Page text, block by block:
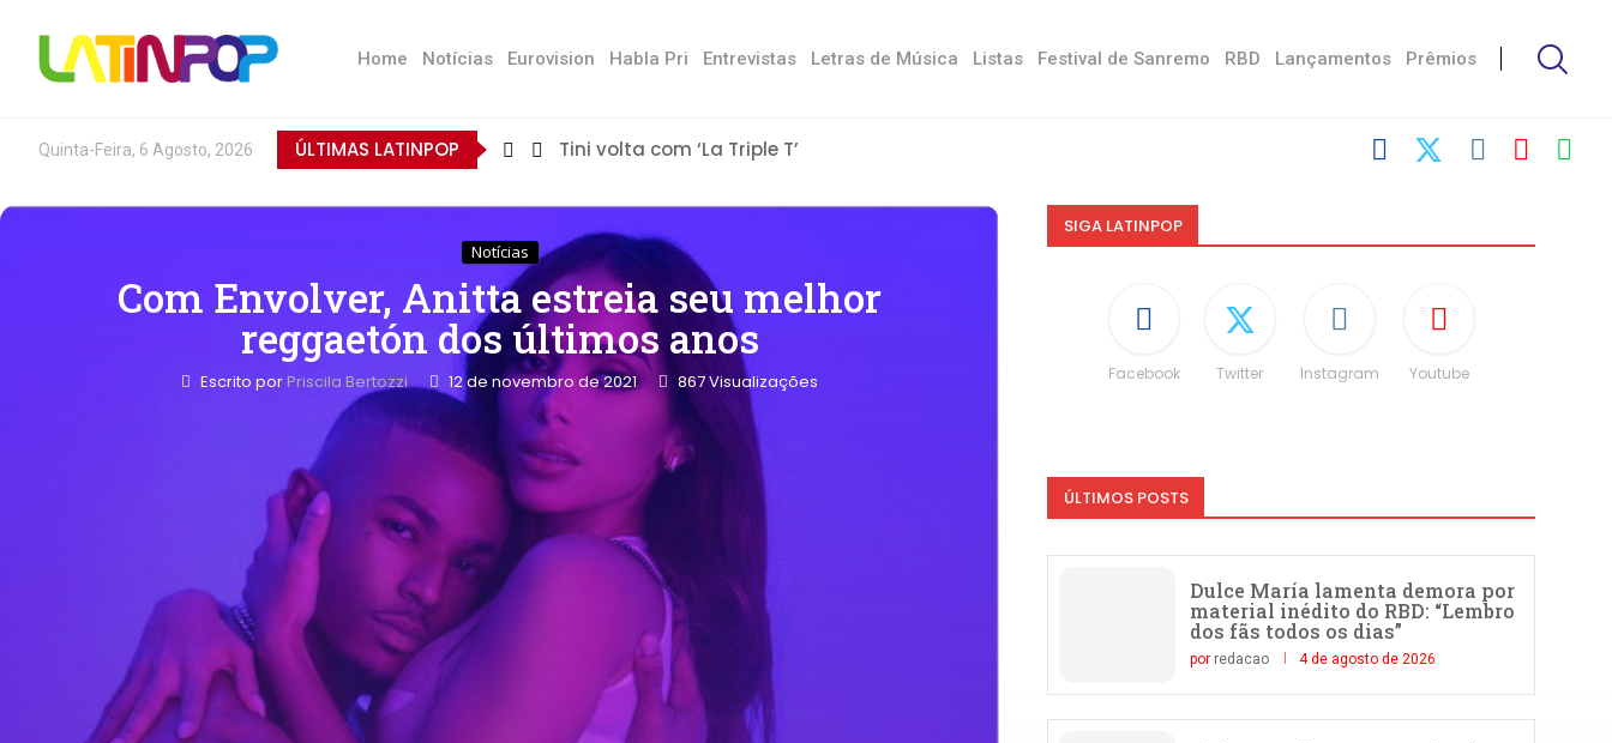
Home Notícias Eurovision Habla Pri Entrevistas Letras de Música Listas Festival de Sanremo RBD Lançamentos Prêmios
Quinta-Feira, 6 Agosto, 2026 ÚLTIMAS LATINPOP Tini volta com ‘La Triple T’
Notícias
Com Envolver, Anitta estreia seu melhor
reggaetón dos últimos anos
Escrito por Priscila Bertozzi 12 de novembro de 2021 867Visualizações
SIGA LATINPOP
Facebook Twitter Instagram Youtube
ÚLTIMOS POSTS
Dulce María lamenta demora por
material inédito do RBD: “Lembro
dos fãs todos os dias”
por redacao 4 de agosto de 2026